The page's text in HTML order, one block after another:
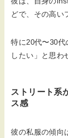
どで、その高い
特に20代〜30
したい」と思わ
ストリート系
ス感
彼の私服の傾向